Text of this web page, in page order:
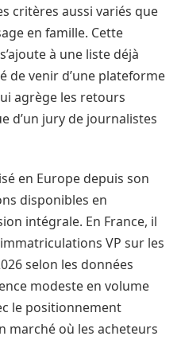
critères aussi variés que
en famille. Cette
à une liste déjà
de venir d’une plateforme
agrège les retours
d’un jury de journalistes
en Europe depuis son
disponibles en
intégrale. En France, il
VP sur les
selon les données
modeste en volume
le positionnement
marché où les acheteurs